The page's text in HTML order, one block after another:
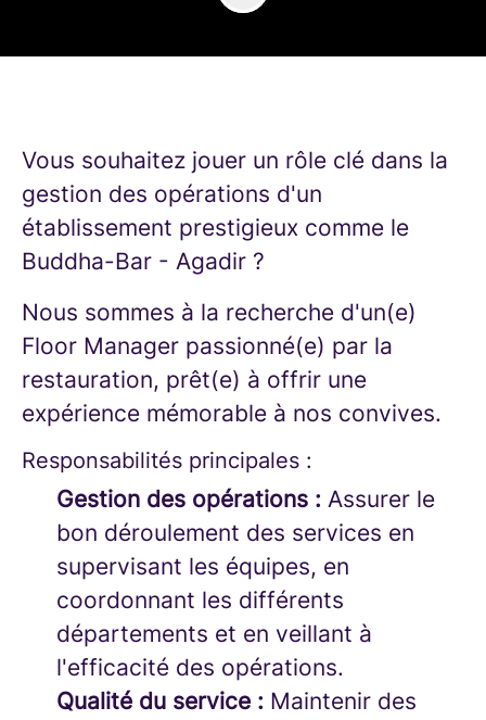
Vous souhaitez jouer un rôle clé dans la
gestion des opérations d'un
établissement prestigieux comme le
Buddha-Bar - Agadir ?
Nous sommes à la recherche d'un(e)
Floor Manager passionné(e) par la
restauration, prêt(e) à offrir une
expérience mémorable à nos convives.
Responsabilités principales :
Gestion des opérations : Assurer le
bon déroulement des services en
supervisant les équipes, en
coordonnant les différents
départements et en veillant à
l'efficacité des opérations.
Qualité du service : Maintenir des